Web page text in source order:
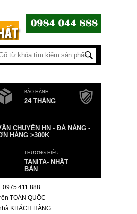
BẢO HÀNH
24 THÁNG
CHUYỂN HN - ĐÀ NẴNG -
HÀNG >300K
THƯƠNG HIỆU
TANITA- NHẬT
BẢN
0975.411.888
TOÀN QUỐC
KHÁCH HÀNG